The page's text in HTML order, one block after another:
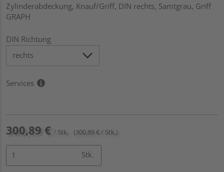
Zylinderabdeckung, Knauf/Griff, DIN rechts, Samtgrau, Griff
GRAPH
DIN Richtung
Services
300,89 € / Stk. (300,89 € / Stk.)
Stk.